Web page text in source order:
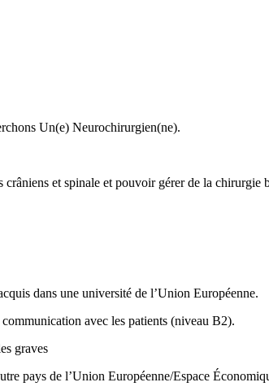
Un(e) Neurochirurgien(ne).
et spinale et pouvoir gérer de la
dans une université de l’Union Européenne.
avec les patients (niveau B2).
graves
pays de l’Union Européenne/Espace